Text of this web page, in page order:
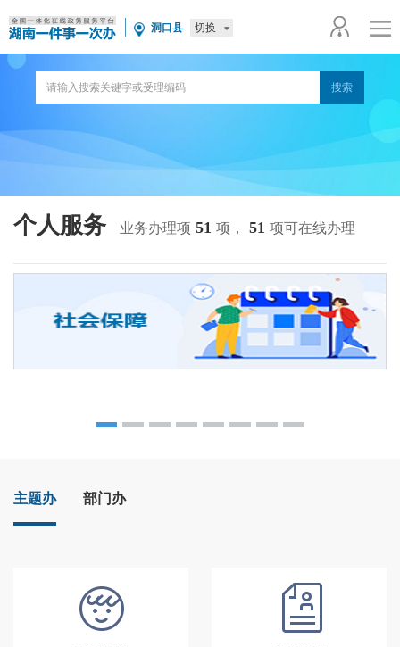
洞口县 切换
个人服务 业务办理项 51 项， 51 项可在线办理
主题办 部门办